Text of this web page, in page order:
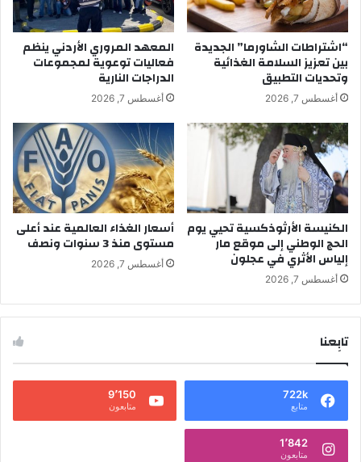
“اشتراطات الشاورما” الجديدة
بين تعزيز السلامة الغذائية
وتحديات التطبيق
أغسطس 7, 2026
المعهد المروري الأردني ينظم
فعاليات توعوية لمجموعات
الدراجات النارية
أغسطس 7, 2026
الكنيسة الأرثوذكسية تحيي يوم
الحج الوطني إلى موقع مار
إلياس الأثري في عجلون
أغسطس 7, 2026
أسعار الغذاء العالمية عند أعلى
مستوى منذ 3 سنوات ونصف
أغسطس 7, 2026
تابِعنا
722k
متابع
9٬150
متابعون
1٬842
متابعون